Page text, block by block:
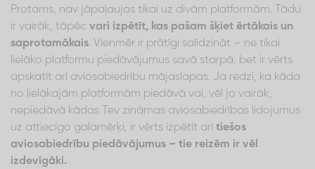
Protams, nav jāpaļaujas tikai uz divām platformām. Tādu
ir vairāk, tāpēc vari izpētīt, kas pašam šķiet ērtākais un
saprotamākais. Vienmēr ir prātīgi salīdzināt – ne tikai
lielāko platformu piedāvājumus savā starpā, bet ir vērts
apskatīt arī aviosabiedrību mājaslapas. Ja redzi, ka kāda
no lielākajām platformām piedāvā vai, vēl jo vairāk,
nepiedāvā kādas Tev zināmas aviosabiedrības lidojumus
uz attiecīgo galamērķi, ir vērts izpētīt arī tiešos
aviosabiedrību piedāvājumus – tie reizēm ir vēl
izdevīgāki.